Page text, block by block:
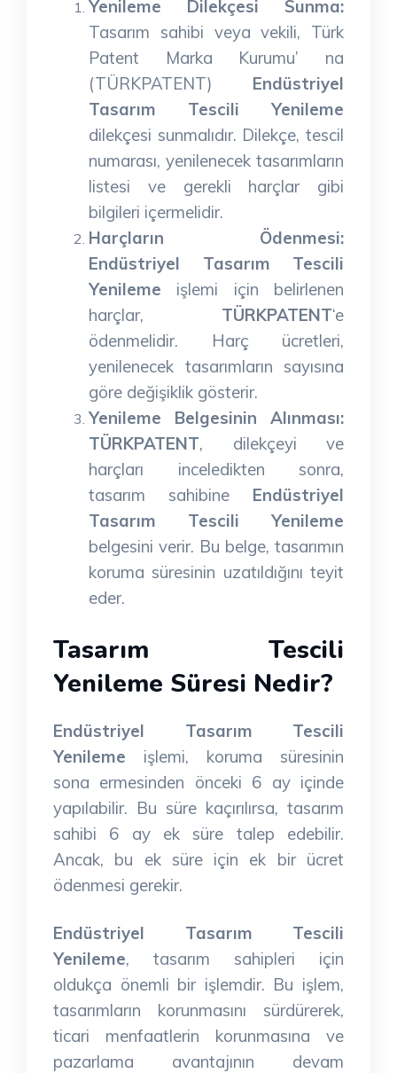
Yenileme Dilekçesi Sunma:
Tasarım sahibi veya vekili, Türk
Patent Marka Kurumu’ na
(TÜRKPATENT) Endüstriyel
Tasarım Tescili Yenileme
dilekçesi sunmalıdır. Dilekçe, tescil
numarası, yenilenecek tasarımların
listesi ve gerekli harçlar gibi
bilgileri içermelidir.
Harçların Ödenmesi:
Endüstriyel Tasarım Tescili
Yenileme işlemi için belirlenen
harçlar, TÜRKPATENT‘e
ödenmelidir. Harç ücretleri,
yenilenecek tasarımların sayısına
göre değişiklik gösterir.
Yenileme Belgesinin Alınması:
TÜRKPATENT, dilekçeyi ve
harçları inceledikten sonra,
tasarım sahibine Endüstriyel
Tasarım Tescili Yenileme
belgesini verir. Bu belge, tasarımın
koruma süresinin uzatıldığını teyit
eder.
Tasarım Tescili
Yenileme Süresi Nedir?
Endüstriyel Tasarım Tescili
Yenileme işlemi, koruma süresinin
sona ermesinden önceki 6 ay içinde
yapılabilir. Bu süre kaçırılırsa, tasarım
sahibi 6 ay ek süre talep edebilir.
Ancak, bu ek süre için ek bir ücret
ödenmesi gerekir.
Endüstriyel Tasarım Tescili
Yenileme, tasarım sahipleri için
oldukça önemli bir işlemdir. Bu işlem,
tasarımların korunmasını sürdürerek,
ticari menfaatlerin korunmasına ve
pazarlama avantajının devam